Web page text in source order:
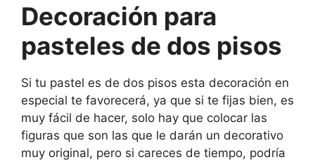
Decoración para
pasteles de dos pisos
Si tu pastel es de dos pisos esta decoración en
especial te favorecerá, ya que si te fijas bien, es
muy fácil de hacer, solo hay que colocar las
figuras que son las que le darán un decorativo
muy original, pero si careces de tiempo, podría